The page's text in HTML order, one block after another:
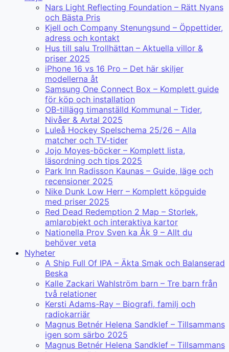
Nars Light Reflecting Foundation – Rätt Nyans
och Bästa Pris
Kjell och Company Stenungsund – Öppettider,
adress och kontakt
Hus till salu Trollhättan – Aktuella villor &
priser 2025
iPhone 16 vs 16 Pro – Det här skiljer
modellerna åt
Samsung One Connect Box – Komplett guide
för köp och installation
OB-tillägg timanställd Kommunal – Tider,
Nivåer & Avtal 2025
Luleå Hockey Spelschema 25/26 – Alla
matcher och TV-tider
Jojo Moyes-böcker – Komplett lista,
läsordning och tips 2025
Park Inn Radisson Kaunas – Guide, läge och
recensioner 2025
Nike Dunk Low Herr – Komplett köpguide
med priser 2025
Red Dead Redemption 2 Map – Storlek,
amlarobjekt och interaktiva kartor
Nationella Prov Sven ka Åk 9 – Allt du
behöver veta
Nyheter
A Ship Full Of IPA – Äkta Smak och Balanserad
Beska
Kalle Zackari Wahlström barn – Tre barn från
två relationer
Kersti Adams-Ray – Biografi, familj och
radiokarriär
Magnus Betnér Helena Sandklef – Tillsammans
igen som särbo 2025
Magnus Betnér Helena Sandklef – Tillsammans